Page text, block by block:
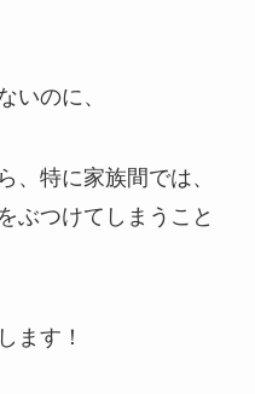
いのに、
、特に家族間では、
ぶつけてしまうこと
ます！